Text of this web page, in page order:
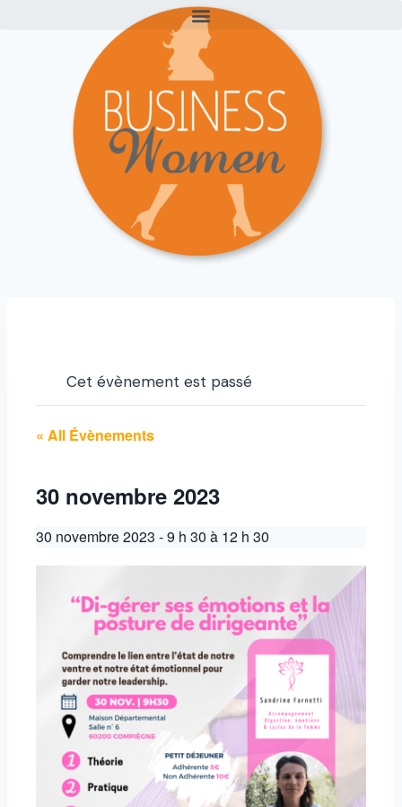
Cet évènement est passé
« All Évènements
30 novembre 2023
30 novembre 2023 - 9 h 30 à 12 h 30